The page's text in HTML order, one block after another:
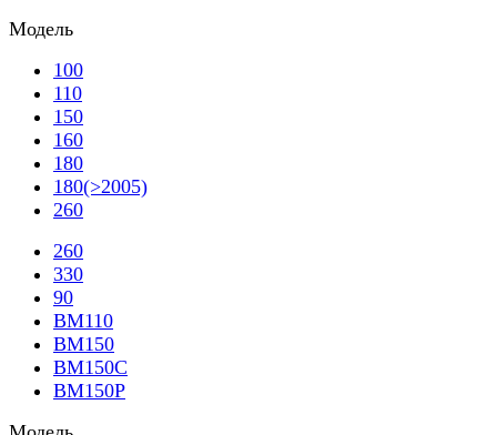
Модель
100
110
150
160
180
180(>2005)
260
260
330
90
BM110
BM150
BM150C
BM150P